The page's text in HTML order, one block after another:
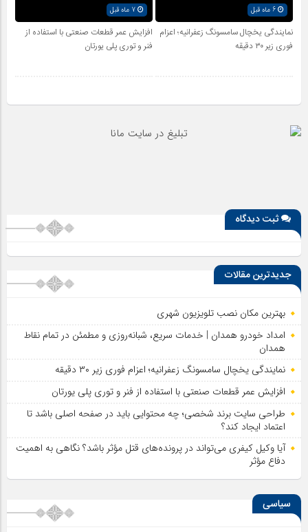
6 ماه قبل
نمایندگی یخچال سامسونگ زعفرانیه؛ اعزام
فوری زیر ۳۰ دقیقه
افزایش عمر قطعات صنعتی با استفاده از
فنر و توری پلی یورتان
ثبت دیدگاه
جدیدترین مقالات
بهترین مکان نصب تلویزیون شهری
امداد خودرو همدان | خدمات سریع، شبانه‌روزی و مطمئن در تمام نقاط
همدان
نمایندگی یخچال سامسونگ زعفرانیه؛ اعزام فوری زیر ۳۰ دقیقه
افزایش عمر قطعات صنعتی با استفاده از فنر و توری پلی یورتان
طراحی سایت برند شخصی؛ چه محتوایی باید در صفحه اصلی باشد تا
اعتماد ایجاد کند؟
آیا وکیل کیفری می‌تواند در پرونده‌های قتل مؤثر باشد؟ نگاهی به اهمیت
دفاع مؤثر
سیاسی